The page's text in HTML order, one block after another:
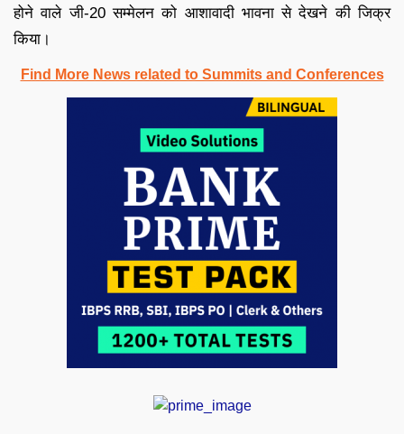
होने वाले जी-20 सम्मेलन को आशावादी भावना से देखने की जिक्र
किया।
Find More News related to Summits and Conferences